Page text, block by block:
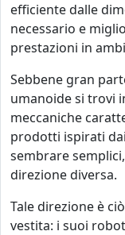
efficiente dalle
necessario e
prestazioni in
Sebbene gran
umanoide si trovi
meccaniche
prodotti ispirati
sembrare
direzione diversa.
Tale direzione è
vestita: i suoi